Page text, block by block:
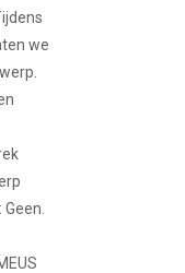
we
: Geen.